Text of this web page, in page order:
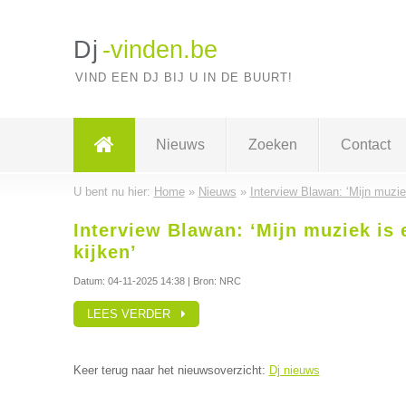
Dj -vinden.be
VIND EEN DJ BIJ U IN DE BUURT!
Nieuws Zoeken Contact
U bent nu hier: Home» Nieuws » Interview Blawan: ‘Mijn
Interview Blawan: ‘Mijn muziek is
kijken’
Datum: 04-11-2025 14:38| Bron: NRC
LEES VERDER
Keer terug naar het nieuwsoverzicht: Dj nieuws